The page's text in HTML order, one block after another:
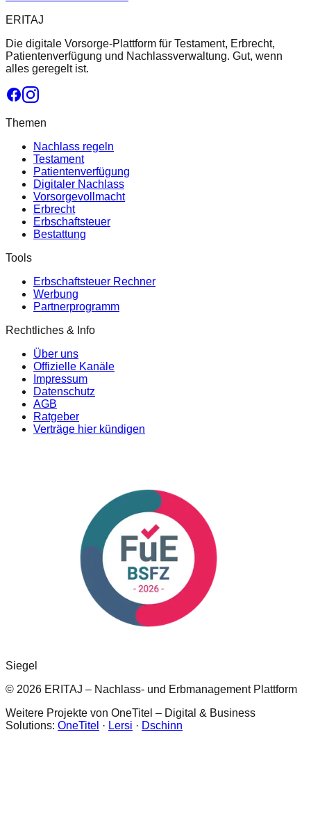
ERITAJ
Die digitale Vorsorge-Plattform für Testament, Erbrecht,
Patientenverfügung und Nachlassverwaltung. Gut, wenn
alles geregelt ist.
Themen
Nachlass regeln
Testament
Patientenverfügung
Digitaler Nachlass
Vorsorgevollmacht
Erbrecht
Erbschaftsteuer
Bestattung
Tools
Erbschaftsteuer Rechner
Werbung
Partnerprogramm
Rechtliches & Info
Über uns
Offizielle Kanäle
Impressum
Datenschutz
AGB
Ratgeber
Verträge hier kündigen
Siegel
© 2026 ERITAJ – Nachlass- und Erbmanagement Plattform
Weitere Projekte von OneTitel – Digital & Business
Solutions: OneTitel · Lersi · Dschinn